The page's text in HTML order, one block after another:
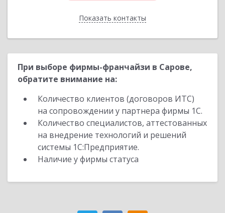
Показать контакты
Назад
При выборе фирмы-франчайзи в Сарове,
обратите внимание на:
Количество клиентов (договоров ИТС)
на сопровождении у партнера фирмы 1С.
Количество специалистов, аттестованных
на внедрение технологий и решений
системы 1С:Предприятие.
Наличие у фирмы статуса